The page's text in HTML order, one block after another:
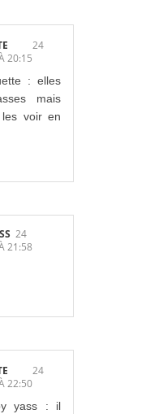
24
20:15
: elles
mais
voir en
24
21:58
24
22:50
yass : il